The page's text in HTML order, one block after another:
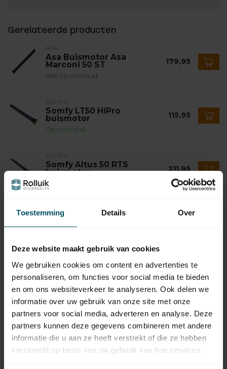
Toestemming Details Over
Deze website maakt gebruik van cookies
We gebruiken cookies om content en advertenties te
personaliseren, om functies voor social media te bieden
en om ons websiteverkeer te analyseren. Ook delen we
informatie over uw gebruik van onze site met onze
partners voor social media, adverteren en analyse. Deze
partners kunnen deze gegevens combineren met andere
informatie die u aan ze heeft verstrekt of die ze hebben
verzameld op basis van uw gebruik van hun services.
Gerelateerde producten
ASA
Asa Buismotor Asa
Marconi 50 ST
Niet op voorraad
179,95
SOMFY
Somfy LT50 HiPro
buismotor
Op voorraad
115,95
SOMFY
Somfy Altus 50 RTS
buismotor
Op voorraad
211,95
SOMFY
Somfy Oximo 50 RTS
rolluikmotor
SOMFY
Somfy Altus RS50 io
rolluikmotor
Op voorraad
199,95
SOMFY
Somfy RS100 io
fluisterstille rolluikmotor 219,95